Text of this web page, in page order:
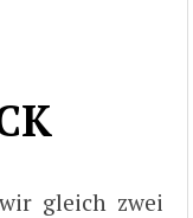
gleich zwei